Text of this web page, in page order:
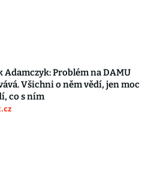
Adamczyk: Problém na DAMU
Všichni o něm vědí, jen moc
co s ním